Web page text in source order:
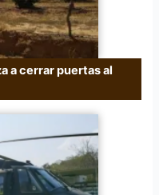
a cerrar puertas al